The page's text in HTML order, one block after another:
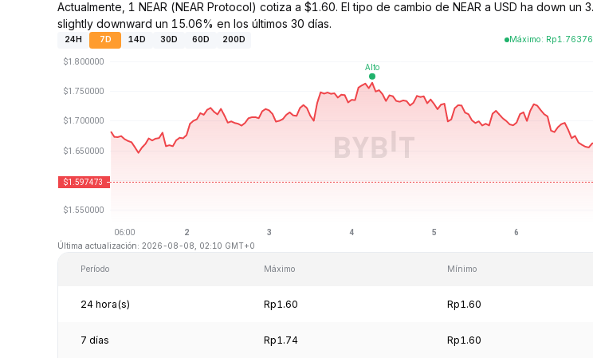
Actualmente, 1 NEAR (NEAR Protocol) cotiza a $1.60. El tipo de cambio de NEAR a USD ha down
slightly downward un 15.06% en los últimos 30 días.
24H 7D 14D 30D 60D 200D Máximo: Rp
Última actualización: 2026-08-08, 02:10 GMT+0
Período Máximo Mínimo
24 hora(s) Rp1.60 Rp1.60
7 días Rp1.74 Rp1.60